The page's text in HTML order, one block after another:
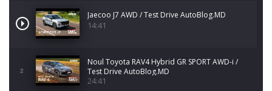
Jaecoo J7 AWD / Test Drive AutoBlog.MD
14:41
2
Noul Toyota RAV4 Hybrid GR SPORT AWD-i /
Test Drive AutoBlog.MD
24:41